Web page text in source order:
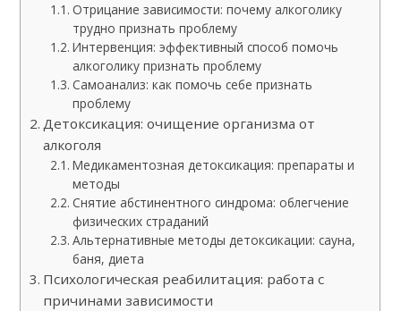
Отрицание зависимости: почему алкоголику
трудно признать проблему
Интервенция: эффективный способ помочь
алкоголику признать проблему
Самоанализ: как помочь себе признать
проблему
Детоксикация: очищение организма от
алкоголя
Медикаментозная детоксикация: препараты и
методы
Снятие абстинентного синдрома: облегчение
физических страданий
Альтернативные методы детоксикации: сауна,
баня, диета
Психологическая реабилитация: работа с
причинами зависимости